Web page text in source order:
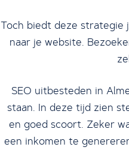
Toch biedt deze strategie
naar je website.
SEO uitbesteden in
staan. In deze tijd zien
en goed scoort. Zeker
een inkomen te